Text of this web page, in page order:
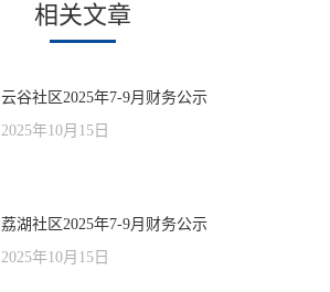
相关文章
云谷社区2025年7-9月财务公示
2025年10月15日
荔湖社区2025年7-9月财务公示
2025年10月15日